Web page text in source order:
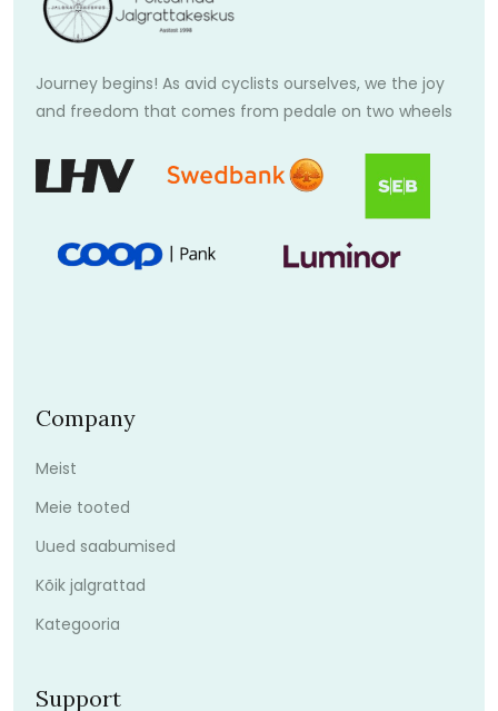
Journey begins! As avid cyclists ourselves, we the joy
and freedom that comes from pedale on two wheels
Company
Meist
Meie tooted
Uued saabumised
Kõik jalgrattad
Kategooria
Support